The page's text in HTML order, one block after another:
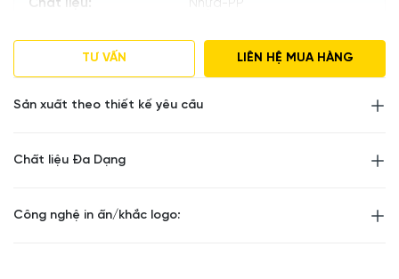
Chất liệu: Nhựa-PP
Màu thân bút: Có nhiều màu sắc đa dạng
Đường kính
TƯ VẤN LIÊN HỆ MUA HÀNG
Sản xuất theo thiết kế yêu cầu
Chất liệu Đa Dạng
Công nghệ in ấn/khắc logo: